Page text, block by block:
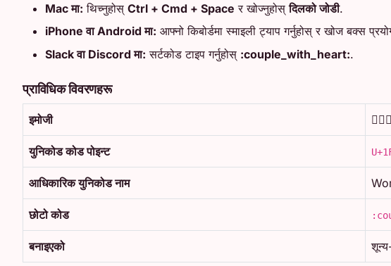
Mac मा: थिच्नुहोस् Ctrl + Cmd + Space र खोज्नुहोस्दिलको जोडी.
iPhone वा Android मा: आफ्नो किबोर्डमा स्माइली ट्याप गर्नुहोस् र खोज बक्स
Slack वा Discord मा: सर्टकोड टाइप गर्नुहोस् :couple_with_heart:.
प्राविधिक विवरणहरू
इमोजी 👩‍❤️‍👨
युनिकोड कोड पोइन्ट
आधिकारिक युनिकोड नाम
छोटो कोड
बनाइएको